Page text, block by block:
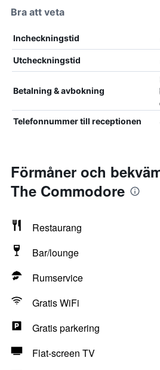
Bra att veta
Incheckningstid
Utcheckningstid
Betalning & avbokning
Telefonnummer till receptionen
Förmåner och
The Commodore
Restaurang
Bar/lounge
Rumservice
Gratis WiFi
Gratis parkering
Flat-screen TV